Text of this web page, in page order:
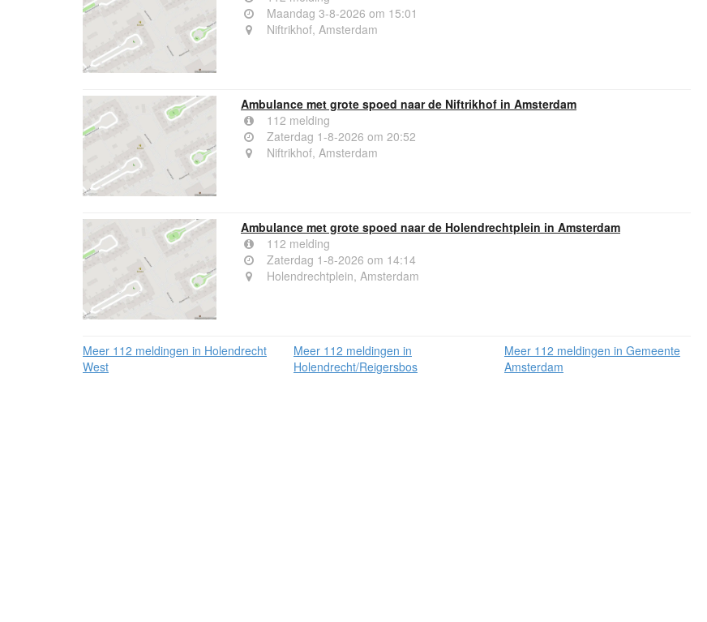
Maandag 3-8-2026 om 15:01
Niftrikhof, Amsterdam
Ambulance met grote spoed naar de Niftrikhof in Amsterdam
112 melding
Zaterdag 1-8-2026 om 20:52
Niftrikhof, Amsterdam
Ambulance met grote spoed naar de Holendrechtplein in Amsterdam
112 melding
Zaterdag 1-8-2026 om 14:14
Holendrechtplein, Amsterdam
Meer 112 meldingen in Holendrecht
West
Meer 112 meldingen in
Holendrecht/Reigersbos
Meer 112 meldingen in Gemeente
Amsterdam